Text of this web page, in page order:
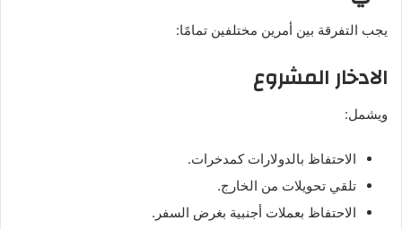
يجب التفرقة بين أمرين مختلفين تمامًا:
الادخار المشروع
ويشمل:
الاحتفاظ بالدولارات كمدخرات.
تلقي تحويلات من الخارج.
الاحتفاظ بعملات أجنبية بغرض السفر.